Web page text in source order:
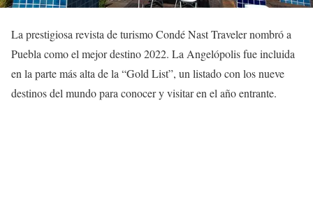
La prestigiosa revista de turismo Condé Nast Traveler nombró a
Puebla como el mejor destino 2022. La Angelópolis fue incluida
en la parte más alta de la “Gold List”, un listado con los nueve
destinos del mundo para conocer y visitar en el año entrante.